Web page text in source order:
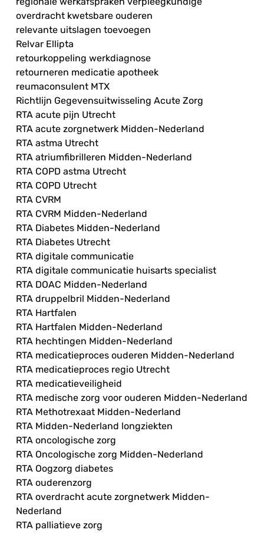
overdracht kwetsbare ouderen
relevante uitslagen toevoegen
Relvar Ellipta
retourkoppeling werkdiagnose
retourneren medicatie apotheek
reumaconsulent MTX
Richtlijn Gegevensuitwisseling Acute Zorg
RTA acute pijn Utrecht
RTA acute zorgnetwerk Midden-Nederland
RTA astma Utrecht
RTA atriumfibrilleren Midden-Nederland
RTA COPD astma Utrecht
RTA COPD Utrecht
RTA CVRM
RTA CVRM Midden-Nederland
RTA Diabetes Midden-Nederland
RTA Diabetes Utrecht
RTA digitale communicatie
RTA digitale communicatie huisarts specialist
RTA DOAC Midden-Nederland
RTA druppelbril Midden-Nederland
RTA Hartfalen
RTA Hartfalen Midden-Nederland
RTA hechtingen Midden-Nederland
RTA medicatieproces ouderen Midden-Nederland
RTA medicatieproces regio Utrecht
RTA medicatieveiligheid
RTA medische zorg voor ouderen Midden-Nederland
RTA Methotrexaat Midden-Nederland
RTA Midden-Nederland longziekten
RTA oncologische zorg
RTA Oncologische zorg Midden-Nederland
RTA Oogzorg diabetes
RTA ouderenzorg
RTA overdracht acute zorgnetwerk Midden-
Nederland
RTA palliatieve zorg